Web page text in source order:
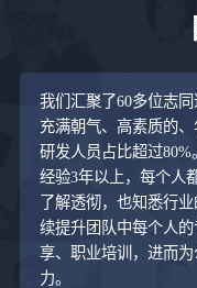
我们汇聚了60多位志
充满朝气、高素质的
研发人员占比超过
经验3年以上，每个人
了解透彻，也知悉行
续提升团队中每个人
享、职业培训，进而
力。